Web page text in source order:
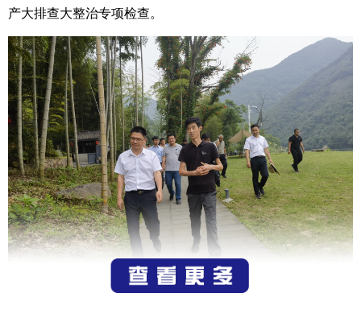
产大排查大整治专项检查。